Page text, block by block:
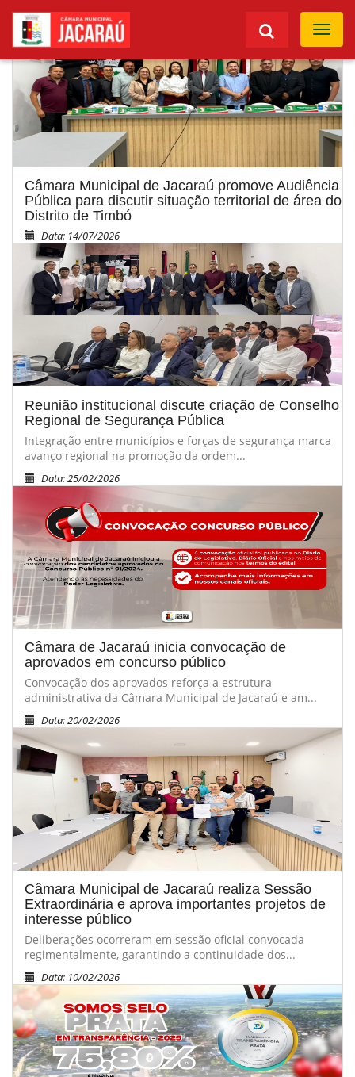
Toggle
Câmara Municipal de Jacaraú promove Audiência
Pública para discutir situação territorial de área do
Distrito de Timbó
Data: 14/07/2026
Reunião institucional discute criação de Conselho
Regional de Segurança Pública
Integração entre municípios e forças de segurança marca
avanço regional na promoção da ordem...
Data: 25/02/2026
Câmara de Jacaraú inicia convocação de
aprovados em concurso público
Convocação dos aprovados reforça a estrutura
administrativa da Câmara Municipal de Jacaraú e am...
Data: 20/02/2026
Câmara Municipal de Jacaraú realiza Sessão
Extraordinária e aprova importantes projetos de
interesse público
Deliberações ocorreram em sessão oficial convocada
regimentalmente, garantindo a continuidade dos...
Data: 10/02/2026